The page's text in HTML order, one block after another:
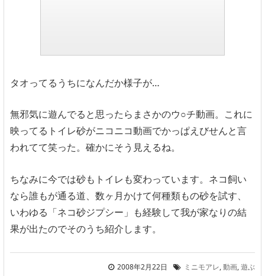
タオってるうちになんだか様子が…
無邪気に遊んでると思ったらまさかのウ○チ動画。これに
映ってるトイレ砂がニコニコ動画でかっぱえびせんと言
われてて笑った。確かにそう見えるね。
ちなみに今では砂もトイレも変わっています。ネコ飼い
なら誰もが通る道、数ヶ月かけて何種類もの砂を試す、
いわゆる「ネコ砂ジプシー」も経験して我が家なりの結
果が出たのでそのうち紹介します。
2008年2月22日 ミニモアレ,動画,遊ぶ